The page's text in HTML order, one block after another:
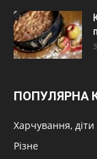
ПОПУЛЯРНА
Харчування, діти
Різне